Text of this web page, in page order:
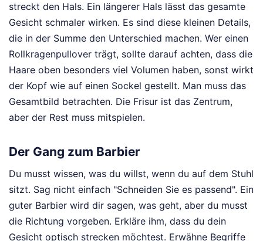
streckt den Hals. Ein längerer Hals lässt das gesamte
Gesicht schmaler wirken. Es sind diese kleinen Details,
die in der Summe den Unterschied machen. Wer einen
Rollkragenpullover trägt, sollte darauf achten, dass die
Haare oben besonders viel Volumen haben, sonst wirkt
der Kopf wie auf einen Sockel gestellt. Man muss das
Gesamtbild betrachten. Die Frisur ist das Zentrum,
aber der Rest muss mitspielen.
Der Gang zum Barbier
Du musst wissen, was du willst, wenn du auf dem Stuhl
sitzt. Sag nicht einfach "Schneiden Sie es passend". Ein
guter Barbier wird dir sagen, was geht, aber du musst
die Richtung vorgeben. Erkläre ihm, dass du dein
Gesicht optisch strecken möchtest. Erwähne Begriffe